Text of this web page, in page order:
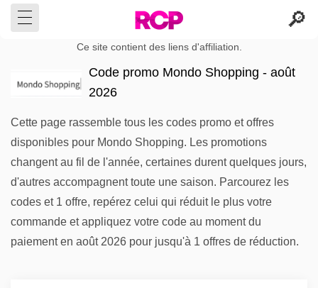
Ce site contient des liens d'affiliation.
Code promo Mondo Shopping - août
2026
Cette page rassemble tous les codes promo et offres
disponibles pour Mondo Shopping. Les promotions
changent au fil de l'année, certaines durent quelques jours,
d'autres accompagnent toute une saison. Parcourez les
codes et 1 offre, repérez celui qui réduit le plus votre
commande et appliquez votre code au moment du
paiement en août 2026 pour jusqu'à 1 offres de réduction.